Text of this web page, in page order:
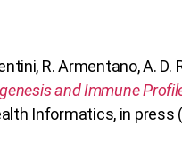
R. Armentano, A. D.
and Immune
Informatics, in press